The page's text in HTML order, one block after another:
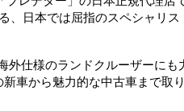
日本では屈指のスペシャリス
外仕様のランドクルーザーに
車から魅力的な中古車まで取